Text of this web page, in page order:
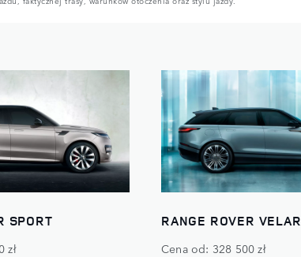
SPORT
zł
RANGE ROVER VELAR
Cena od: 328 500 zł